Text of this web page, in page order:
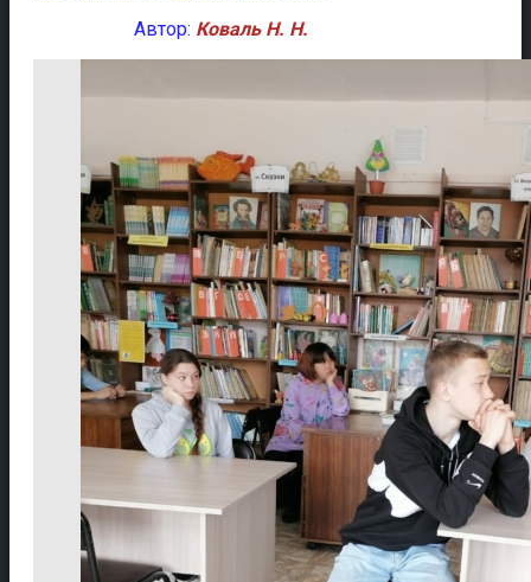
Автор: Коваль Н. Н.